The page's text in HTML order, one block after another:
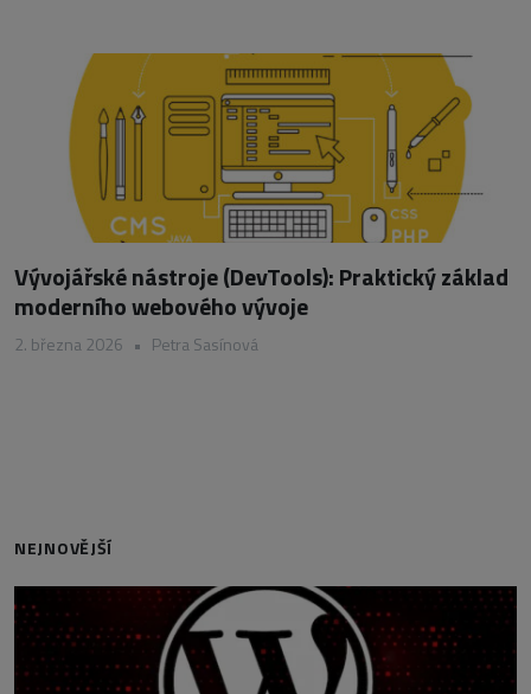
Vývojářské nástroje (DevTools): Praktický základ
moderního webového vývoje
2. března 2026 • Petra Sasínová
NEJNOVĚJŠÍ